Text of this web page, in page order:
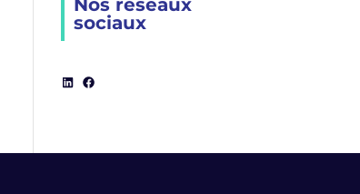
sociaux
LinkedIn
Facebook